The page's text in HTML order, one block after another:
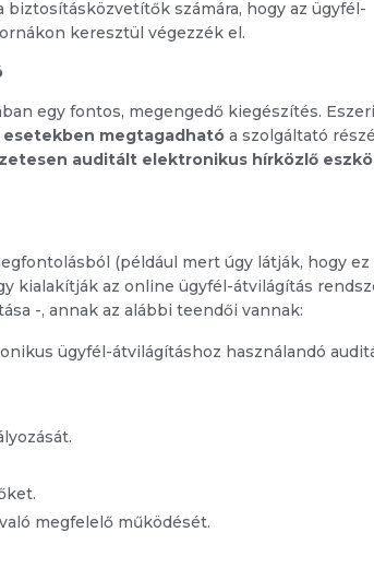
számára, hogy az ügyfél-
keresztül végezzék el.
egy fontos, megengedő kiegészítés.
megtagadható a szolgáltató
auditált elektronikus hírközlő
(például mert úgy látják, hogy ez
kialakítják az online ügyfél-átvilágítás
-, annak az alábbi teendői vannak:
ügyfél-átvilágításhoz használandó
megfelelő működését.